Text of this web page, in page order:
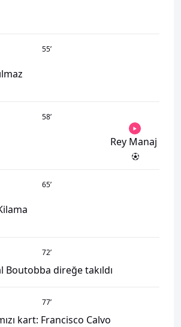
55’
58’
Rey Manaj
65’
72’
Boutobba direğe takıldı
77’
kart: Francisco Calvo